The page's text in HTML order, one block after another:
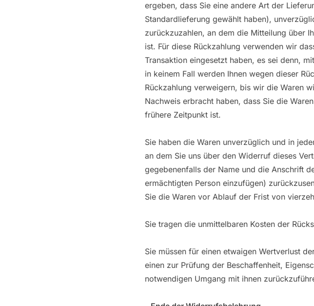
ergeben, dass Sie eine andere Art der
Standardlieferung gewählt haben),
zurückzuzahlen, an dem die Mitteilung über
ist. Für diese Rückzahlung verwenden wir
Transaktion eingesetzt haben, es sei denn,
in keinem Fall werden Ihnen wegen dieser
Rückzahlung verweigern, bis wir die Waren
Nachweis erbracht haben, dass Sie die
frühere Zeitpunkt ist.
Sie haben die Waren unverzüglich und in
an dem Sie uns über den Widerruf dieses
gegebenenfalls der Name und die Anschrift
ermächtigten Person einzufügen)
Sie die Waren vor Ablauf der Frist von
Sie tragen die unmittelbaren Kosten der
Sie müssen für einen etwaigen Wertverlust
einen zur Prüfung der Beschaffenheit,
notwendigen Umgang mit ihnen